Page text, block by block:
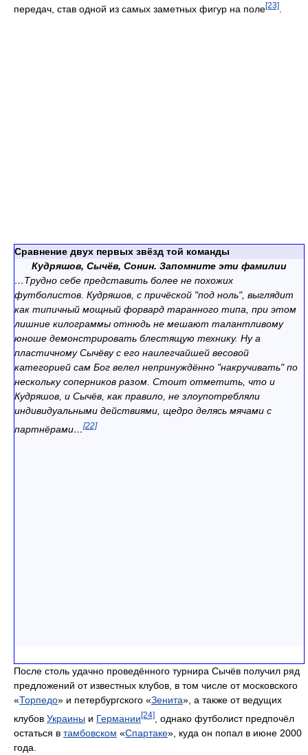
передач, став одной из самых заметных фигур на поле[23]
Сравнение двух первых звёзд той команды
Кудряшов, Сычёв, Сонин. Запомните эти фамилии
…Трудно себе представить более не похожих
футболистов. Кудряшов, с причёской "под ноль", выглядит
как типичный мощный форвард таранного типа, при этом
лишние килограммы отнюдь не мешают талантливому
юноше демонстрировать блестящую технику. Ну а
пластичному Сычёву с его наилегчайшей весовой
категорией сам Бог велел непринуждённо "накручивать" по
нескольку соперников разом. Стоит отметить, что и
Кудряшов, и Сычёв, как правило, не злоупотребляли
индивидуальными действиями, щедро делясь мячами с
партнёрами…[22]
После столь удачно проведённого турнира Сычёв получил ряд
предложений от известных клубов, в том числе от московского
«Торпедо» и петербургского «Зенита», а также от ведущих
клубов Украины и Германии [24]
, однако футболист предпочёл
остаться в тамбовском «Спартаке», куда он попал в июне 2000
года.